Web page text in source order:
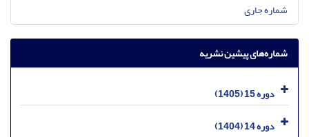
شماره جاری
شماره‌های پیشین نشریه
دوره 15 (1405)
دوره 14 (1404)